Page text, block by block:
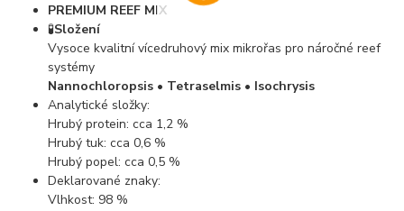
PREMIUM REEF MIX
🧪Složení
Vysoce kvalitní vícedruhový mix mikrořas pro náročné reef
systémy
Nannochloropsis • Tetraselmis • Isochrysis
Analytické složky:
Hrubý protein: cca 1,2 %
Hrubý tuk: cca 0,6 %
Hrubý popel: cca 0,5 %
Deklarované znaky:
Vlhkost: 98 %